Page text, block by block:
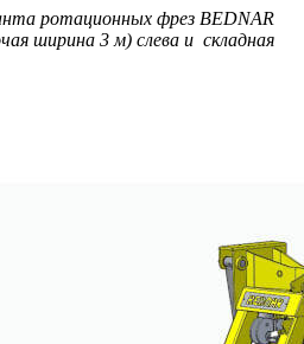
ротационных фрез BEDNAR
ширина 3 м) слева и складная